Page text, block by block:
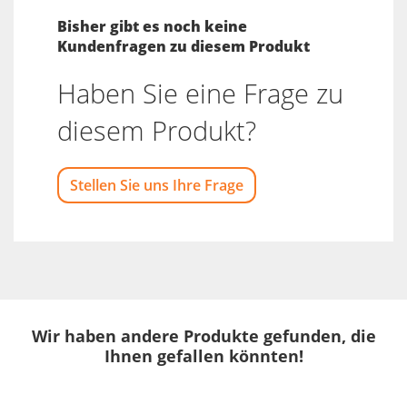
Bisher gibt es noch keine
Kundenfragen zu diesem Produkt
Haben Sie eine Frage zu
diesem Produkt?
Stellen Sie uns Ihre Frage
Wir haben andere Produkte gefunden, die
Ihnen gefallen könnten!